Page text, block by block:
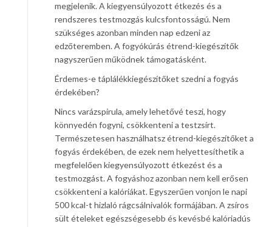
megjelenik. A kiegyensúlyozott étkezés és a
rendszeres testmozgás kulcsfontosságú. Nem
szükséges azonban minden nap edzeni az
edzőteremben. A fogyókúrás étrend-kiegészítők
nagyszerűen működnek támogatásként.
Érdemes-e táplálékkiegészítőket szedni a fogyás
érdekében?
Nincs varázspirula, amely lehetővé teszi, hogy
könnyedén fogyni, csökkenteni a testzsírt.
Természetesen használhatsz étrend-kiegészítőket a
fogyás érdekében, de ezek nem helyettesíthetik a
megfelelően kiegyensúlyozott étkezést és a
testmozgást. A fogyáshoz azonban nem kell erősen
csökkenteni a kalóriákat. Egyszerűen vonjon le napi
500 kcal-t hizlaló rágcsálnivalók formájában. A zsíros
sült ételeket egészségesebb és kevésbé kalóriadús